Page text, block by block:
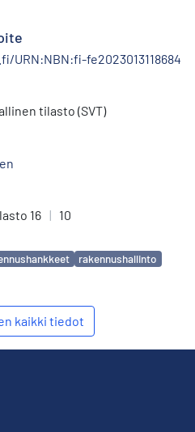
URN:NBN:fi-fe2023013118684
tilasto (SVT)
16 | 10
rakennushallinto
kaikki tiedot